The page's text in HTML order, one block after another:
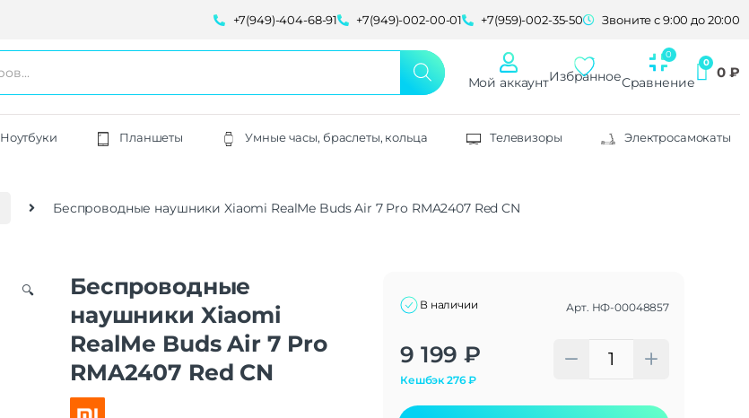
+7(949)-404-68-91 +7(949)-002-00-01 +7(959)-002-35-50 Звоните с 9:00 до 20:00
Мой аккаунтИзбранноеСравнение
0 ₽
Ноутбуки Планшеты Умные часы, браслеты, кольца Телевизоры Электросамокаты
Беспроводные наушники Xiaomi RealMe Buds Air 7 Pro RMA2407 Red CN
🔍
Беспроводные
наушники Xiaomi
RealMe Buds Air 7 Pro
RMA2407 Red CN
В наличии Арт. НФ-00048857
9 199 ₽
Кешбэк276₽
Alternative: